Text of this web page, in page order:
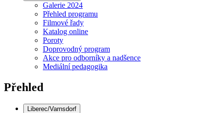
Galerie 2024
Přehled programu
Filmové řady
Katalog online
Poroty
Doprovodný program
Akce pro odborníky a nadšence
Mediální pedagogika
Přehled
Liberec/Varnsdorf